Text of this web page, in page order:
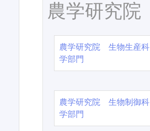
農学研究院
農学研究院 生物生産科
学部門
農学研究院 生物制御科
学部門